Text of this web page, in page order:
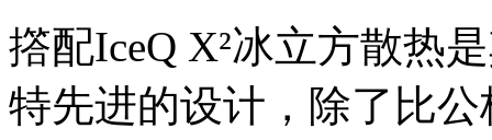
撘配IceQ X²冰立方散热
特先进的设计，除了比